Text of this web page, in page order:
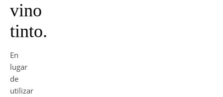
vino
tinto.
En
lugar
de
utilizar